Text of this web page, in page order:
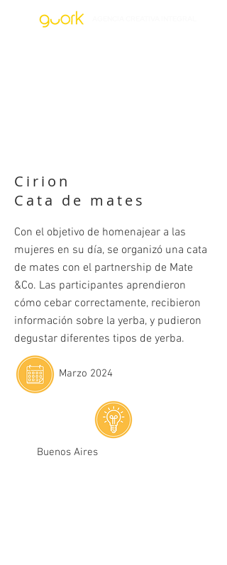
Cirion
Cata de mates
Con el objetivo de homenajear a las
mujeres en su día, se organizó una cata
de mates con el partnership de Mate
&Co. Las participantes aprendieron
cómo cebar correctamente, recibieron
información sobre la yerba, y pudieron
degustar diferentes tipos de yerba.
Marzo 2024
Buenos Aires